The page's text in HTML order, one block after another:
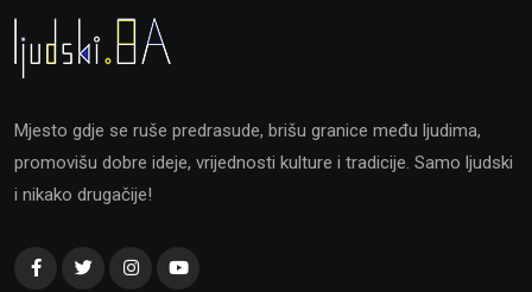
Mjesto gdje se ruše predrasude, brišu granice među ljudima,
promovišu dobre ideje, vrijednosti kulture i tradicije. Samo ljudski
i nikako drugačije!